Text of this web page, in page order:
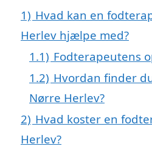
1) Hvad kan en
Herlev hjælpe med?
1.1) Fodterapeutens
1.2) Hvordan finder
Nørre Herlev?
2) Hvad koster en
Herlev?